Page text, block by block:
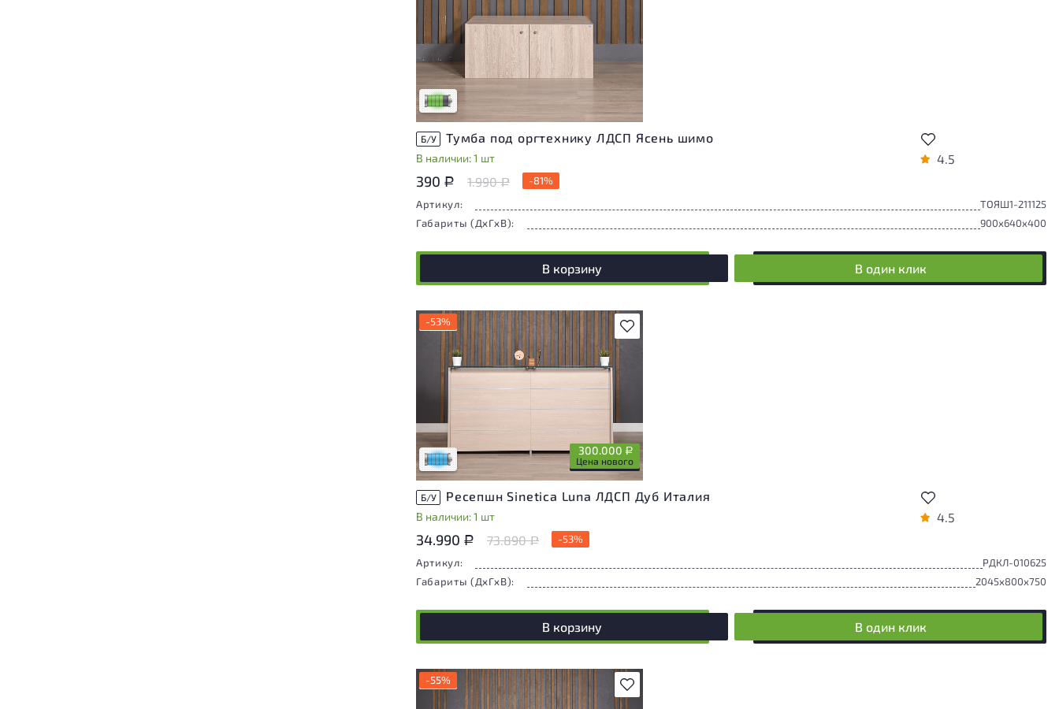
У товара присутствуют незначительные
следы эксплуатации, не влияющие на
удобство его использования
Низкая степень износа
Б/У Тумба под оргтехнику ЛДСП Ясень шимо
В наличии: 1 шт 4.5
390 Р 1.990Р
-81%
Артикул:
ТОЯШ1-211125
Габариты (ДxГxВ):
900x640x400
В корзину В один клик
В избранное
-53%
300.000 Р
Цена нового
Состояние товара приближено к новому,
могут присутствовать незначительные
следы эксплуатации
Низкая степень износа
Б/У Ресепшн Sinetica Luna ЛДСП Дуб Италия
В наличии: 1 шт 4.5
34.990 Р 73.890Р
-53%
Артикул:
РДКЛ-010625
Габариты (ДxГxВ):
2045x800x750
В корзину В один клик
В избранное
-55%